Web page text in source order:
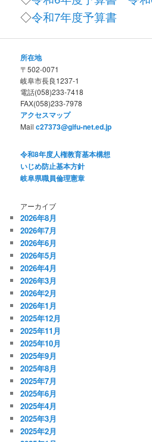
ン
へ
移
動
◇令和7年度予算書
所在地
〒502-0071
岐阜市長良1237-1
電話(058)233-7418
FAX(058)233-7978
アクセスマップ
Mailc27373@gifu-net.ed.jp
令和8年度人権教育基本構想
いじめ防止基本方針
岐阜県職員倫理憲章
アーカイブ
2026年8月
2026年7月
2026年6月
2026年5月
2026年4月
2026年3月
2026年2月
2026年1月
2025年12月
2025年11月
2025年10月
2025年9月
2025年8月
2025年7月
2025年6月
2025年4月
2025年3月
2025年2月